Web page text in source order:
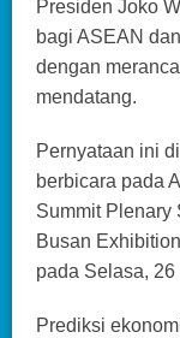
Presiden Joko
bagi ASEAN
dengan
mendatang.
Pernyataan ini
berbicara pada
Summit Plenary
Busan
pada Selasa,
Prediksi